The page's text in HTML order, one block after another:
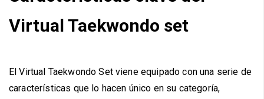
Virtual Taekwondo set
El Virtual Taekwondo Set viene equipado con una serie de
características que lo hacen único en su categoría,